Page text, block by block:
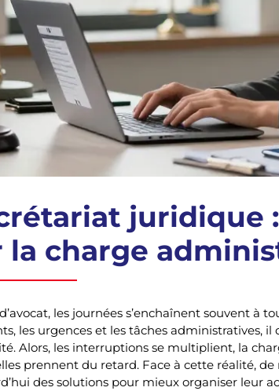
juridique
la charge
les journées s’enchaînent souvent à
les urgences et les tâches administratives,
Alors, les interruptions se multiplient, la
prennent du retard. Face à cette réalité,
des solutions pour mieux organiser leur